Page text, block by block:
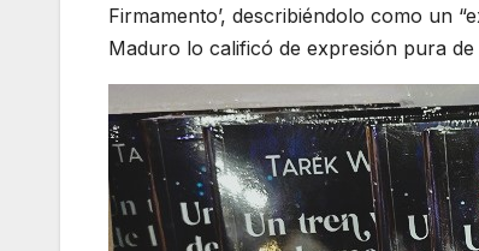
Firmamento’, describiéndolo como un
Maduro lo calificó de expresión pura